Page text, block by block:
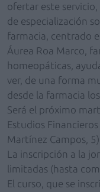
ofertar este
de especialización
farmacia, centrado
Áurea Roa Marco,
homeopáticas,
ver, de una forma
desde la farmacia
Será el próximo
Estudios Financieros
Martínez Campos, 5).
La inscripción a la
limitadas (hasta
El curso, que se